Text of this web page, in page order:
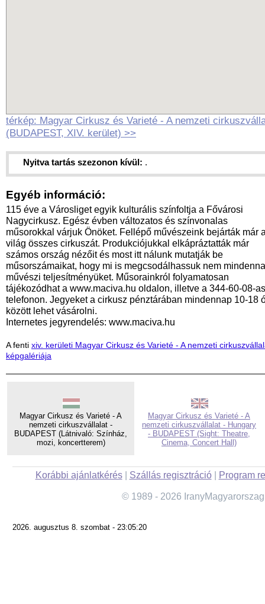
térkép: Magyar Cirkusz és Varieté - A nemzeti
(BUDAPEST, XIV. kerület) >>
Nyitva tartás szezonon kívül: .
Egyéb információ:
115 éve a Városliget egyik kulturális színfoltja a Fővárosi
Nagycirkusz. Egész évben változatos és színvonalas
műsorokkal várjuk Önöket. Fellépő művészeink bejárták már
világ összes cirkuszát. Produkciójukkal elkápráztatták már
számos ország nézőit és most itt nálunk mutatják be
műsorszámaikat, hogy mi is megcsodálhassuk nem
művészi teljesítményüket. Műsorainkról folyamatosan
tájékozódhat a www.maciva.hu oldalon, illetve a 344-60-08-as
telefonon. Jegyeket a cirkusz pénztárában mindennap 10-18
között lehet vásárolni.
Internetes jegyrendelés: www.maciva.hu
A fenti xiv. kerületi Magyar Cirkusz és Varieté - A nemzeti
képgalériája
Magyar Cirkusz és Varieté - A
nemzeti cirkuszvállalat -
BUDAPEST (Látnivaló: Színház,
mozi, koncertterem)
Magyar Cirkusz és Varieté - A
nemzeti cirkuszvállalat - Hungary
- BUDAPEST (Sight: Theatre,
Cinema, Concert Hall)
Korábbi ajánlatkérés| Szállás regisztráció| Program
© 1989 - 2026
2026. augusztus 8. szombat - 23:05:20